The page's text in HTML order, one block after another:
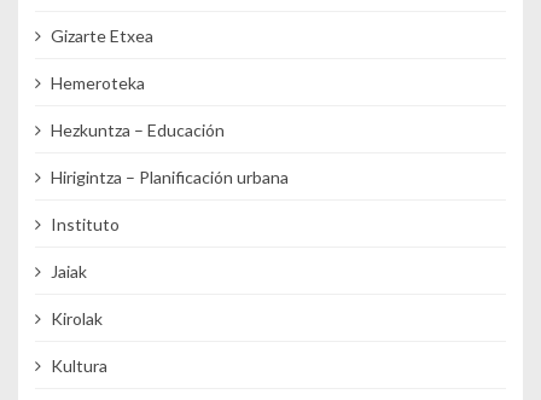
Gizarte Etxea
Hemeroteka
Hezkuntza – Educación
Hirigintza – Planificación urbana
Instituto
Jaiak
Kirolak
Kultura